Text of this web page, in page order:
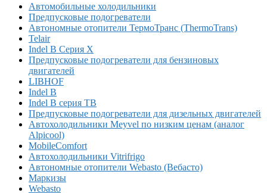
Автомобильные холодильники
Предпусковые подогреватели
Автономные отопители ТермоТранс (ThermoTrans)
Telair
Indel B Серия X
Предпусковые подогреватели для бензиновых
двигателей
LIBHOF
Indel B
Indel B серия TB
Предпусковые подогреватели для дизельных двигателей
Автохолодильники Meyvel по низким ценам (аналог
Alpicool)
MobileComfort
Автохолодильники Vitrifrigo
Автономные отопители Webasto (Вебасто)
Маркизы
Webasto